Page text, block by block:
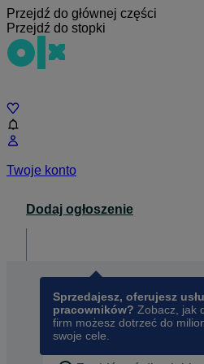
Przejdź do głównej części
Przejdź do stopki
Twoje konto
Dodaj ogłoszenie
Sprzedajesz, oferujesz
pracowników? Zobacz, jak
firm możesz dotrzeć do
swoje cele.